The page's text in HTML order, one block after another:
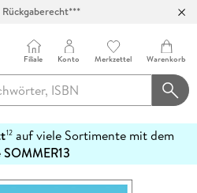
Rückgaberecht***
Filiale Konto Merkzettel Warenkorb
12auf viele Sortimente mit dem
SOMMER13